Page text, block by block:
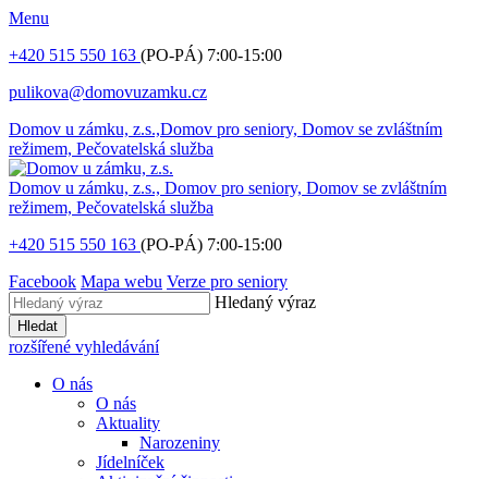
Menu
+420 515 550 163 (PO-PÁ) 7:00-15:00
pulikova@domovuzamku.cz
Domov u zámku, z.s.,Domov pro seniory, Domov se zvláštním
režimem, Pečovatelská služba
Domov u zámku, z.s., Domov pro seniory, Domov se zvláštním
režimem, Pečovatelská služba
+420 515 550 163 (PO-PÁ) 7:00-15:00
Facebook Mapa webu Verze pro seniory
Hledaný výraz
Hledat
rozšířené vyhledávání
O nás
O nás
Aktuality
Narozeniny
Jídelníček